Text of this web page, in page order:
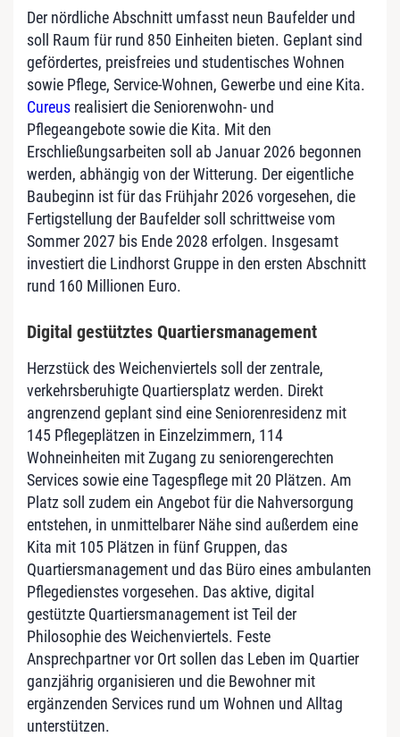
Der nördliche Abschnitt umfasst neun Baufelder und
soll Raum für rund 850 Einheiten bieten. Geplant sind
gefördertes, preisfreies und studentisches Wohnen
sowie Pflege, Service-Wohnen, Gewerbe und eine Kita.
Cureus realisiert die Seniorenwohn- und
Pflegeangebote sowie die Kita. Mit den
Erschließungsarbeiten soll ab Januar 2026 begonnen
werden, abhängig von der Witterung. Der eigentliche
Baubeginn ist für das Frühjahr 2026 vorgesehen, die
Fertigstellung der Baufelder soll schrittweise vom
Sommer 2027 bis Ende 2028 erfolgen. Insgesamt
investiert die Lindhorst Gruppe in den ersten Abschnitt
rund 160 Millionen Euro.
Digital gestütztes Quartiersmanagement
Herzstück des Weichenviertels soll der zentrale,
verkehrsberuhigte Quartiersplatz werden. Direkt
angrenzend geplant sind eine Seniorenresidenz mit
145 Pflegeplätzen in Einzelzimmern, 114
Wohneinheiten mit Zugang zu seniorengerechten
Services sowie eine Tagespflege mit 20 Plätzen. Am
Platz soll zudem ein Angebot für die Nahversorgung
entstehen, in unmittelbarer Nähe sind außerdem eine
Kita mit 105 Plätzen in fünf Gruppen, das
Quartiersmanagement und das Büro eines ambulanten
Pflegedienstes vorgesehen. Das aktive, digital
gestützte Quartiersmanagement ist Teil der
Philosophie des Weichenviertels. Feste
Ansprechpartner vor Ort sollen das Leben im Quartier
ganzjährig organisieren und die Bewohner mit
ergänzenden Services rund um Wohnen und Alltag
unterstützen.